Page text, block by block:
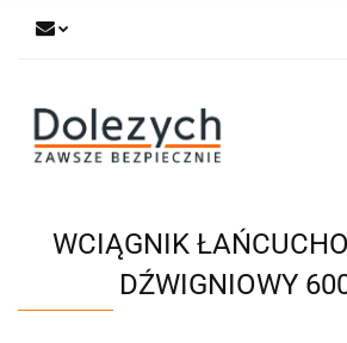
WCIĄGNIK
DŹWIGNIOWY